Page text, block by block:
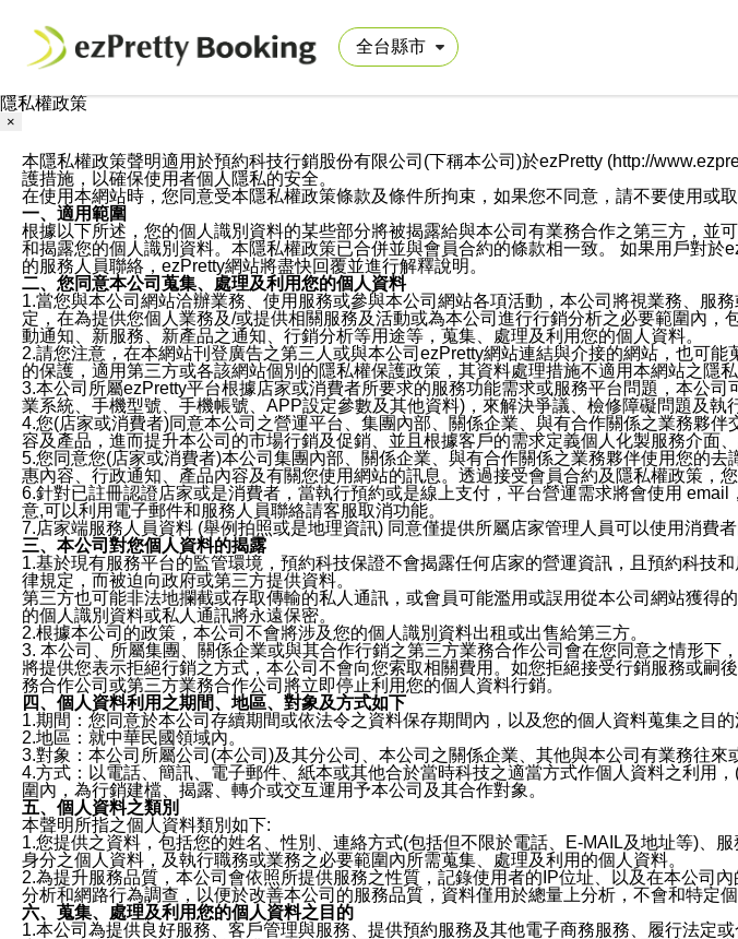
隱私權政策
×
本隱私權政策聲明適用於預約科技行銷股份有限公司(下稱本公司)於ezPretty (http://
護措施，以確保使用者個人隱私的安全。
在使用本網站時，您同意受本隱私權政策條款及條件所拘束，如果您不同意，請不要使用或
一、適用範圍
根據以下所述，您的個人識別資料的某些部分將被揭露給與本公司有業務合作之第三方，
和揭露您的個人識別資料。本隱私權政策已合併並與會員合約的條款相一致。 如果用戶對
的服務人員聯絡，ezPretty網站將盡快回覆並進行解釋說明。
二、您同意本公司蒐集、處理及利用您的個人資料
1.當您與本公司網站洽辦業務、使用服務或參與本公司網站各項活動，本公司將視業務、服
定，在為提供您個人業務及/或提供相關服務及活動或為本公司進行行銷分析之必要範圍內
動通知、新服務、新產品之通知、行銷分析等用途等，蒐集、處理及利用您的個人資料。
2.請您注意，在本網站刊登廣告之第三人或與本公司ezPretty網站連結與介接的網站，也可
的保護，適用第三方或各該網站個別的隱私權保護政策，其資料處理措施不適用本網站之隱
3.本公司所屬ezPretty平台根據店家或消費者所要求的服務功能需求或服務平台問題，本公
業系統、手機型號、手機帳號、APP設定參數及其他資料)，來解決爭議、檢修障礙問題及
4.您(店家或消費者)同意本公司之營運平台、集團內部、關係企業、與有合作關係之業務夥
容及產品，進而提升本公司的市場行銷及促銷、並且根據客戶的需求定義個人化製服務介面
5.您同意您(店家或消費者)本公司集團內部、關係企業、與有合作關係之業務夥伴使用您的
惠內容、行政通知、產品內容及有關您使用網站的訊息。透過接受會員合約及隱私權政策，
6.針對已註冊認證店家或是消費者，當執行預約或是線上支付，平台營運需求將會使用
意,可以利用電子郵件和服務人員聯絡請客服取消功能。
7.店家端服務人員資料 (舉例拍照或是地理資訊) 同意僅提供所屬店家管理人員可以使用消費
三、本公司對您個人資料的揭露
1.基於現有服務平台的監管環境，預約科技保證不會揭露任何店家的營運資訊，且預約科技
律規定，而被迫向政府或第三方提供資料。
第三方也可能非法地攔截或存取傳輸的私人通訊，或會員可能濫用或誤用從本公司網站獲
的個人識別資料或私人通訊將永遠保密。
2.根據本公司的政策，本公司不會將涉及您的個人識別資料出租或出售給第三方。
3. 本公司、所屬集團、關係企業或與其合作行銷之第三方業務合作公司會在您同意之情形
將提供您表示拒絕行銷之方式，本公司不會向您索取相關費用。如您拒絕接受行銷服務或
務合作公司或第三方業務合作公司將立即停止利用您的個人資料行銷。
四、個人資料利用之期間、地區、對象及方式如下
1.期間：您同意於本公司存續期間或依法令之資料保存期間內，以及您的個人資料蒐集之目
2.地區：就中華民國領域內。
3.對象：本公司所屬公司(本公司)及其分公司、本公司之關係企業、其他與本公司有業務往來
4.方式：以電話、簡訊、電子郵件、紙本或其他合於當時科技之適當方式作個人資料之利用
圍內，為行銷建檔、揭露、轉介或交互運用予本公司及其合作對象。
五、個人資料之類別
本聲明所指之個人資料類別如下:
1.您提供之資料，包括您的姓名、性別、連絡方式(包括但不限於電話、E-MAIL及地址等)、
身分之個人資料，及執行職務或業務之必要範圍內所需蒐集、處理及利用的個人資料。
2.為提升服務品質，本公司會依照所提供服務之性質，記錄使用者的IP位址、以及在本公司
分析和網路行為調查，以便於改善本公司的服務品質，資料僅用於總量上分析，不會和特定個
六、蒐集、處理及利用您的個人資料之目的
1.本公司為提供良好服務、客戶管理與服務、提供預約服務及其他電子商務服務、履行法定